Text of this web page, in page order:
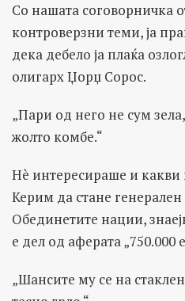
Со нашата соговорничка
контроверзни теми, ја
дека дебело ја плаќа
олигарх Џорџ Сорос.
„Пари од него не сум
жолто комбе.“
Нè интересираше и какви
Керим да стане генерален
Обединетите нации,
е дел од аферата „750.000
„Шансите му се на